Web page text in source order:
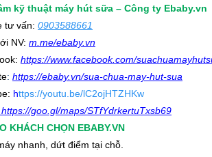
kỹ thuật máy hút sữa – Công ty Ebaby.vn
tư vấn: 0903588661
NV: m.me/ebaby.vn
https://www.facebook.com/
: https://ebaby.vn/sua-chua-may-hut-sua
https://youtu.be/lC2ojHTZHKw
https://goo.gl/maps/STfYdrkertuTxsb69
KHÁCH CHỌN EBABY.VN
nhanh, dứt điểm tại chỗ.